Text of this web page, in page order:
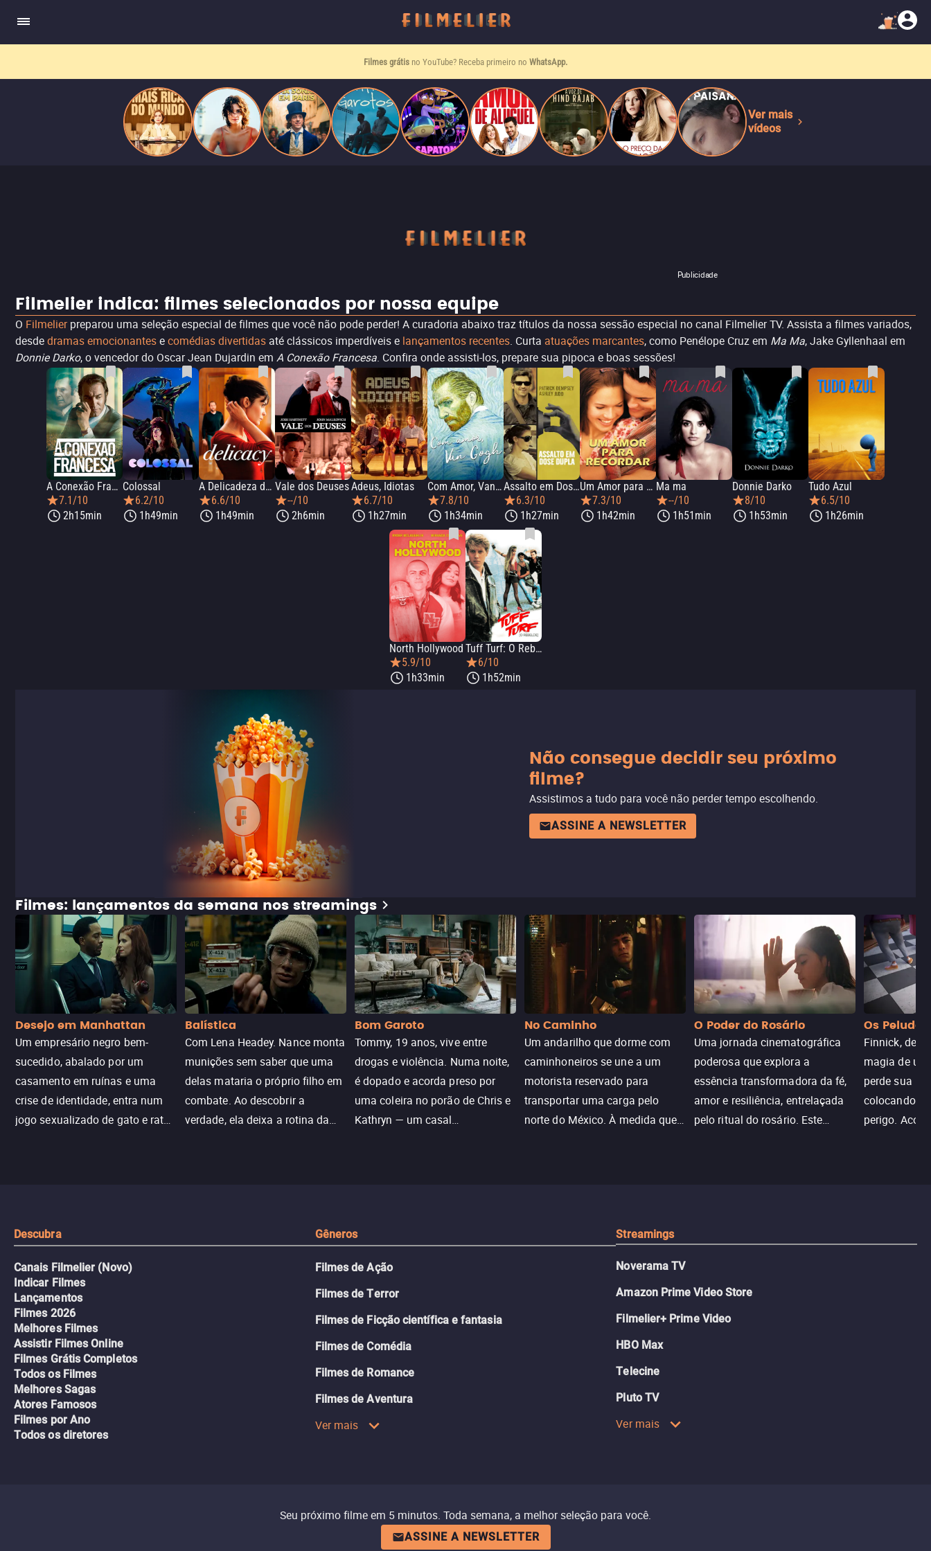
Ver mais
vídeos
Filmes grátis no YouTube? Receba primeiro no WhatsApp.
Publicidade
Filmelier indica: filmes selecionados por nossa equipe
O Filmelier preparou uma seleção especial de filmes que você não pode perder! A curadoria abaixo traz títulos da nossa sessão especial no canal Filmelier TV. Assista a filmes variados,
desdedramas emocionantesecomédias divertidas até clássicos imperdíveis e lançamentos recentes. Curta atuações marcantes, como Penélope Cruz em Ma Ma, Jake Gyllenhaal em
Donnie Darko, o vencedor do Oscar Jean Dujardin em A Conexão Francesa. Confira onde assisti-los, prepare sua pipoca e boas sessões!
A Conexão Francesa
7.1/10
2h15min
Colossal
6.2/10
1h49min
A Delicadeza do Amor
6.6/10
1h49min
Vale dos Deuses
--/10
2h6min
Adeus, Idiotas
6.7/10
1h27min
Com Amor, Van Gogh
7.8/10
1h34min
Assalto em Dose Dupla
6.3/10
1h27min
Um Amor para Recordar
7.3/10
1h42min
Ma ma
--/10
1h51min
Donnie Darko
8/10
1h53min
Tudo Azul
6.5/10
1h26min
North Hollywood
5.9/10
1h33min
Tuff Turf: O Rebelde
6/10
1h52min
Não consegue decidir seu próximo
filme?
Assistimos a tudo para você não perder tempo escolhendo.
ASSINE A NEWSLETTER
Filmes: lançamentos da semana nos streamings
Desejo em Manhattan
Um empresário negro bem-
sucedido, abalado por um
casamento em ruínas e uma
crise de identidade, entra num
jogo sexualizado de gato e rato
Balística
Com Lena Headey. Nance monta
munições sem saber que uma
delas mataria o próprio filho em
combate. Ao descobrir a
verdade, ela deixa a rotina da
Bom Garoto
Tommy, 19 anos, vive entre
drogas e violência. Numa noite,
é dopado e acorda preso por
uma coleira no porão de Chris e
Kathryn — um casal
No Caminho
Um andarilho que dorme com
caminhoneiros se une a um
motorista reservado para
transportar uma carga pelo
norte do México. À medida que
O Poder do Rosário
Uma jornada cinematográfica
poderosa que explora a
essência transformadora da fé,
amor e resiliência, entrelaçada
pelo ritual do rosário. Este
Os Peludos
Finnick,
magia de
perde sua
colocando
perigo.
do
Mundo
Descubra
Canais Filmelier (Novo)
Indicar Filmes
Lançamentos
Filmes 2026
Melhores Filmes
Assistir Filmes Online
Filmes Grátis Completos
Todos os Filmes
Melhores Sagas
Atores Famosos
Filmes por Ano
Todos os diretores
Gêneros
Filmes de Ação
Filmes de Terror
Filmes de Ficção científica e fantasia
Filmes de Comédia
Filmes de Romance
Filmes de Aventura
Ver mais
Streamings
Noverama TV
Amazon Prime Video Store
Filmelier+ Prime Video
HBO Max
Telecine
Pluto TV
Ver mais
Seu próximo filme em 5 minutos. Toda semana, a melhor seleção para você.
ASSINE A NEWSLETTER